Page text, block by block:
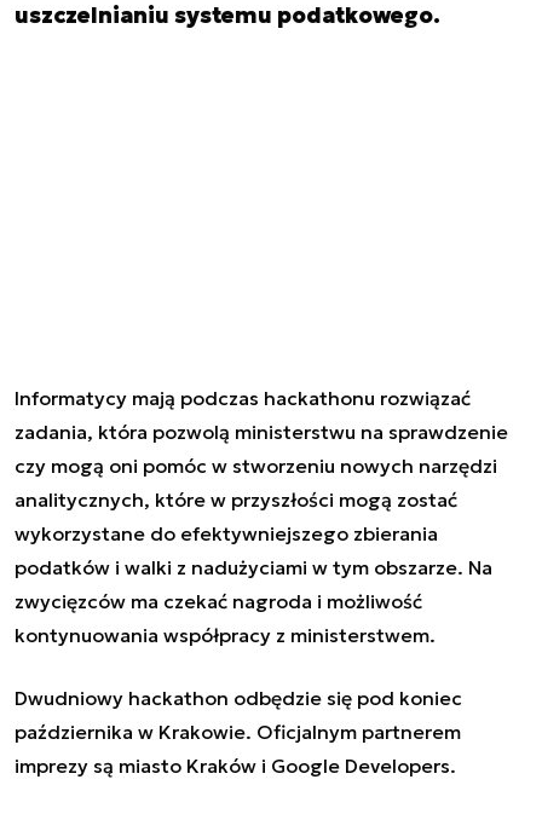
uszczelnianiu systemu podatkowego.
Informatycy mają podczas hackathonu rozwiązać
zadania, która pozwolą ministerstwu na sprawdzenie
czy mogą oni pomóc w stworzeniu nowych narzędzi
analitycznych, które w przyszłości mogą zostać
wykorzystane do efektywniejszego zbierania
podatków i walki z nadużyciami w tym obszarze. Na
zwycięzców ma czekać nagroda i możliwość
kontynuowania współpracy z ministerstwem.
Dwudniowy hackathon odbędzie się pod koniec
października w Krakowie. Oficjalnym partnerem
imprezy są miasto Kraków i Google Developers.